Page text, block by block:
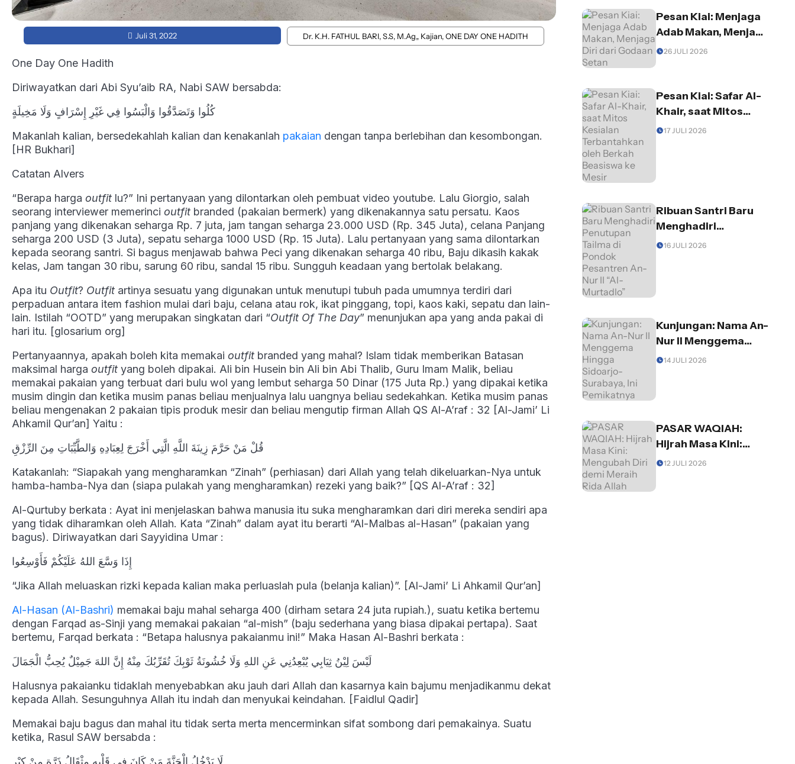
Juli 31, 2022 Dr. K.H. FATHUL BARI, S.S, M.Ag,, Kajian, ONE DAY ONE HADITH
One Day One Hadith
Diriwayatkan dari Abi Syu’aib RA, Nabi SAW bersabda:
كُلُوا وَتَصَدَّقُوا وَالْبَسُوا فِي غَيْرِ إِسْرَافٍ وَلَا مَخِيلَةٍ
Makanlah kalian, bersedekahlah kalian dan kenakanlah pakaian dengan tanpa berlebihan dan kesombongan.
[HR Bukhari]
Catatan Alvers
“Berapa harga outfit lu?” Ini pertanyaan yang dilontarkan oleh pembuat video youtube. Lalu Giorgio, salah
seorang interviewer memerinci outfit branded (pakaian bermerk) yang dikenakannya satu persatu. Kaos
panjang yang dikenakan seharga Rp. 7 juta, jam tangan seharga 23.000 USD (Rp. 345 Juta), celana Panjang
seharga 200 USD (3 Juta), sepatu seharga 1000 USD (Rp. 15 Juta). Lalu pertanyaan yang sama dilontarkan
kepada seorang santri. Si bagus menjawab bahwa Peci yang dikenakan seharga 40 ribu, Baju dikasih kakak
kelas, Jam tangan 30 ribu, sarung 60 ribu, sandal 15 ribu. Sungguh keadaan yang bertolak belakang.
Apa itu Outfit? Outfit artinya sesuatu yang digunakan untuk menutupi tubuh pada umumnya terdiri dari
perpaduan antara item fashion mulai dari baju, celana atau rok, ikat pinggang, topi, kaos kaki, sepatu dan lain-
lain. Istilah “OOTD” yang merupakan singkatan dari “Outfit Of The Day” menunjukan apa yang anda pakai di
hari itu. [glosarium org]
Pertanyaannya, apakah boleh kita memakai outfit branded yang mahal? Islam tidak memberikan Batasan
maksimal harga outfit yang boleh dipakai. Ali bin Husein bin Ali bin Abi Thalib, Guru Imam Malik, beliau
memakai pakaian yang terbuat dari bulu wol yang lembut seharga 50 Dinar (175 Juta Rp.) yang dipakai ketika
musim dingin dan ketika musim panas beliau menjualnya lalu uangnya beliau sedekahkan. Ketika musim panas
beliau mengenakan 2 pakaian tipis produk mesir dan beliau mengutip firman Allah QS Al-A’raf : 32 [Al-Jami’ Li
Ahkamil Qur’an] Yaitu :
قُلْ مَنْ حَرَّمَ زِينَةَ اللَّهِ الَّتِي أَخْرَجَ لِعِبَادِهِ وَالطَّيِّبَاتِ مِنَ الرِّزْقِ
Katakanlah: “Siapakah yang mengharamkan “Zinah” (perhiasan) dari Allah yang telah dikeluarkan-Nya untuk
hamba-hamba-Nya dan (siapa pulakah yang mengharamkan) rezeki yang baik?” [QS Al-A’raf : 32]
Al-Qurtuby berkata : Ayat ini menjelaskan bahwa manusia itu suka mengharamkan dari diri mereka sendiri apa
yang tidak diharamkan oleh Allah. Kata “Zinah” dalam ayat itu berarti “Al-Malbas al-Hasan” (pakaian yang
bagus). Diriwayatkan dari Sayyidina Umar :
إِذَا وَسَّعَ اللهُ عَلَيْكُمْ فَأَوْسِعُوا
“Jika Allah meluaskan rizki kepada kalian maka perluaslah pula (belanja kalian)”. [Al-Jami’ Li Ahkamil Qur’an]
Al-Hasan (Al-Bashri) memakai baju mahal seharga 400 (dirham setara 24 juta rupiah.), suatu ketika bertemu
dengan Farqad as-Sinji yang memakai pakaian “al-mish” (baju sederhana yang biasa dipakai pertapa). Saat
bertemu, Farqad berkata : “Betapa halusnya pakaianmu ini!” Maka Hasan Al-Bashri berkata :
لَيْسَ لِيْنُ ثِيَابِي يُبْعِدُنِي عَنِ اللهِ وَلَا خُشُونَةُ ثَوْبِكَ تُقَرِّبُكَ مِنْهُ إِنَّ اللهَ جَمِيْلٌ يُحِبُّ الْجَمَالَ
Halusnya pakaianku tidaklah menyebabkan aku jauh dari Allah dan kasarnya kain bajumu menjadikanmu dekat
kepada Allah. Sesunguhnya Allah itu indah dan menyukai keindahan. [Faidlul Qadir]
Memakai baju bagus dan mahal itu tidak serta merta mencerminkan sifat sombong dari pemakainya. Suatu
ketika, Rasul SAW bersabda :
Pesan Kiai: Menjaga
Adab Makan, Menjaga
Diri dari Godaan
Setan
26 JULI 2026
Pesan Kiai: Safar Al-
Khair, saat Mitos
Kesialan
17 JULI 2026
Ribuan Santri Baru
Menghadiri
Penutupan Tailma di
16 JULI 2026
Kunjungan: Nama An-
Nur II Menggema
Hingga Sidoarjo-
14 JULI 2026
PASAR WAQIAH:
Hijrah Masa Kini:
Mengubah Diri demi
12 JULI 2026